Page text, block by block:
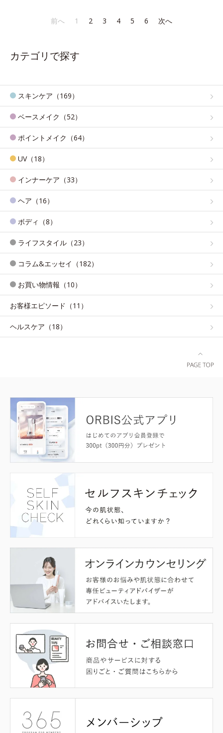
前へ 1 2 3 4 5 6 次へ
カテゴリで探す
スキンケア（169）
ベースメイク（52）
ポイントメイク（64）
UV（18）
インナーケア（33）
ヘア（16）
ボディ（8）
ライフスタイル（23）
コラム&エッセイ（182）
お買い物情報（10）
お客様エピソード（11）
ヘルスケア（18）